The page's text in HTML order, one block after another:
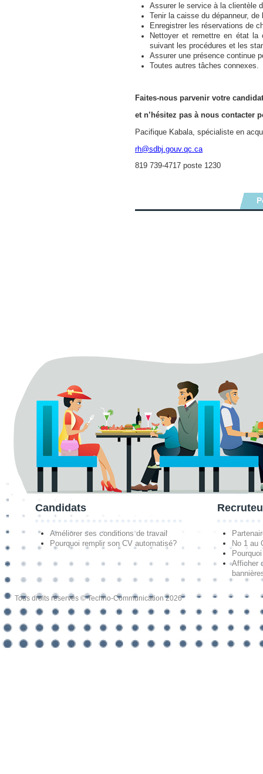
Assurer le service à la clientèle
Tenir la caisse du dépanneur,
Enregistrer les réservations de
Nettoyer et remettre en état
suivant les procédures et les
Assurer une présence continue
Toutes autres tâches connexes.
Faites-nous parvenir votre
et n’hésitez pas à nous contacter
Pacifique Kabala, spécialiste en
rh@sdbj.gouv.qc.ca
819 739-4717 poste 1230
Candidats
Améliorer ses conditions de travail
Pourquoi remplir son CV automatisé?
No 1 au
Afficher
Tous droits réservés © Techno-Communication 2026